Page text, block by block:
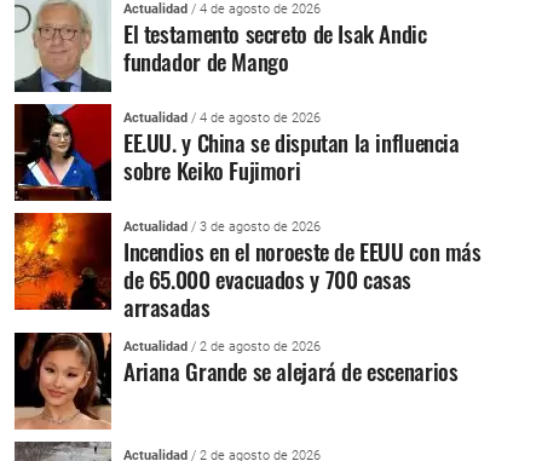
Actualidad / 4 de agosto de 2026
El testamento secreto de Isak Andic
fundador de Mango
Actualidad / 4 de agosto de 2026
EE.UU. y China se disputan la influencia
sobre Keiko Fujimori
Actualidad / 3 de agosto de 2026
Incendios en el noroeste de EEUU con más
de 65.000 evacuados y 700 casas
arrasadas
Actualidad / 2 de agosto de 2026
Ariana Grande se alejará de escenarios
Actualidad / 2 de agosto de 2026